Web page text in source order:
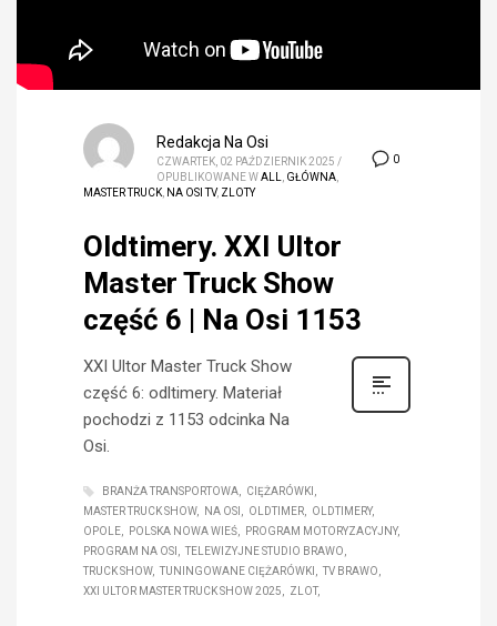
0
Redakcja Na Osi
CZWARTEK, 02 PAŹDZIERNIK 2025 /
OPUBLIKOWANE WALL GŁÓWNA
MASTER TRUCK NA OSI TV, ZLOTY
Oldtimery. XXI Ultor
Master Truck Show
część 6 | Na Osi 1153
XXI Ultor Master Truck Show
część 6: odltimery. Materiał
pochodzi z 1153 odcinka Na
Osi.
BRANŻA TRANSPORTOWA
CIĘŻARÓWKI
MASTER TRUCK SHOW
NA OSI OLDTIMER
OLDTIMERY
OPOLE
POLSKA NOWA WIEŚ
PROGRAM MOTORYZACYJNY
PROGRAM NA OSI
TELEWIZYJNE STUDIO BRAWO
TRUCK SHOW
TUNINGOWANE CIĘŻARÓWKI
TV BRAWO
XXI ULTOR MASTER TRUCK SHOW 2025
ZLOT